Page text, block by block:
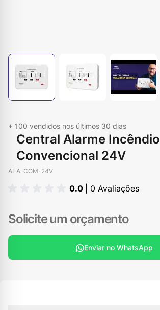
+ 100 vendidos nos últimos 30 dias
Central Alarme Incêndio
Convencional 24V
ALA-COM-24V
0.0 | 0 Avaliações
Solicite um orçamento
Enviar no WhatsApp